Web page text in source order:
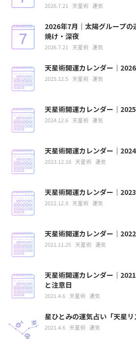
2026.7.21 天星術 運気
2026年7月｜太陽グループの
焼け・深夜
2026.7.21 天星術 運気
天星術開運カレンダー｜
2025.12.5 天星術 運気
天星術開運カレンダー｜
2024.12.6 天星術 運気
天星術開運カレンダー｜
2023.12.18 天星術 運気
天星術開運カレンダー｜
2022.12.9 天星術 運気
天星術開運カレンダー｜
2021.11.25 天星術 運気
天星術開運カレンダー｜
と注意日
2021.4.6 天星術 運気
星ひとみの運気占い「天星リ
2021.4.6 天星術 運気